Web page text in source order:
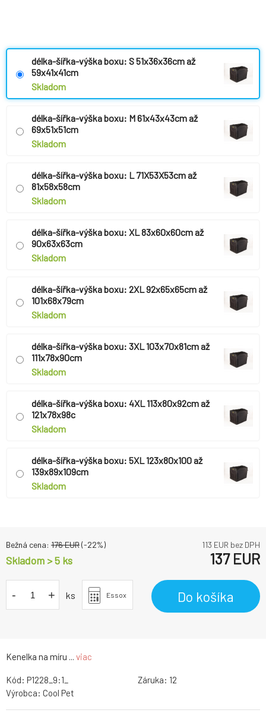
Kenelka na míru ... viac
délka-šířka-výška boxu: S 51x36x36cm až
59x41x41cm
Skladom
délka-šířka-výška boxu: M 61x43x43cm až
69x51x51cm
Skladom
délka-šířka-výška boxu: L 71X53X53cm až
81x58x58cm
Skladom
délka-šířka-výška boxu: XL 83x60x60cm až
90x63x63cm
Skladom
délka-šířka-výška boxu: 2XL 92x65x65cm až
101x68x79cm
Skladom
délka-šířka-výška boxu: 3XL 103x70x81cm až
111x78x90cm
Skladom
délka-šířka-výška boxu: 4XL 113x80x92cm až
121x78x98c
Skladom
délka-šířka-výška boxu: 5XL 123x80x100 až
139x89x109cm
Skladom
Bežná cena: 176EUR(-22%) 113 EUR bez DPH
Skladom > 5 ks 137EUR
- + ks Essox Do košíka
Kód: P1228_9:1_ Záruka: 12
Výrobca: Cool Pet